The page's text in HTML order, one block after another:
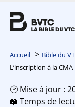
Accueil Bible du
L’inscription à la CMA
🕑 Mise à jour :
📖 Temps de